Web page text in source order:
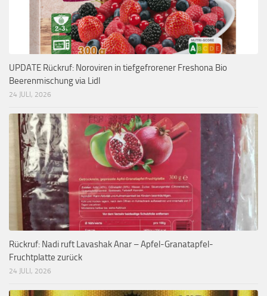
UPDATE Rückruf: Noroviren in tiefgefrorener Freshona Bio
Beerenmischung via Lidl
24 JULI, 2026
Rückruf: Nadi ruft Lavashak Anar – Apfel-Granatapfel-
Fruchtplatte zurück
24 JULI, 2026